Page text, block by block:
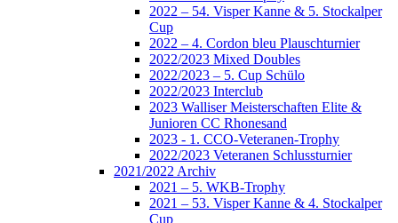
2022 – 54. Visper Kanne & 5. Stockalper
Cup
2022 – 4. Cordon bleu Plauschturnier
2022/2023 Mixed Doubles
2022/2023 – 5. Cup Schülo
2022/2023 Interclub
2023 Walliser Meisterschaften Elite &
Junioren CC Rhonesand
2023 - 1. CCO-Veteranen-Trophy
2022/2023 Veteranen Schlussturnier
2021/2022 Archiv
2021 – 5. WKB-Trophy
2021 – 53. Visper Kanne & 4. Stockalper
Cup